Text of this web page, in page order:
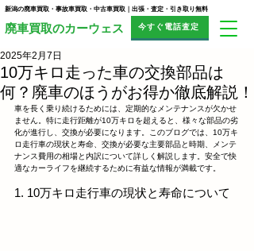
今すぐ電話査定
​廃車買取のカーウェス
新潟の廃車買取・事故車買取・中古車買取｜出張・査定・引き取り無料
10万キロ走った車の交換部品は
何？廃車のほうがお得か徹底解説！
2025年2月7日
車を長く乗り続けるためには、定期的なメンテナンスが欠かせ
ません。特に走行距離が10万キロを超えると、様々な部品の劣
化が進行し、交換が必要になります。このブログでは、10万キ
ロ走行車の現状と寿命、交換が必要な主要部品と時期、メンテ
ナンス費用の相場と内訳について詳しく解説します。安全で快
適なカーライフを継続するために有益な情報が満載です。
1. 10万キロ走行車の現状と寿命について